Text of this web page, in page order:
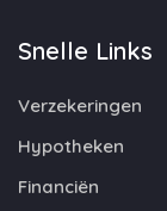
Snelle Links
Verzekeringen
Hypotheken
Financiën